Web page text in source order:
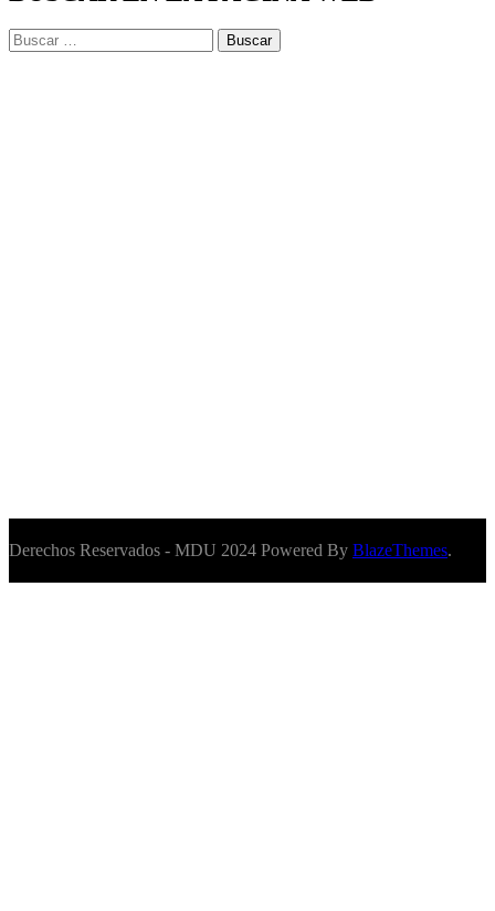
Buscar:
Derechos Reservados - MDU 2024 Powered By BlazeThemes.